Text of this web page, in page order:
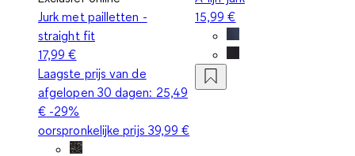
Jurk met pailletten -
straight fit
17,99 €
Laagste prijs van de
afgelopen 30 dagen: 25,49
€ -29%
oorspronkelijke prijs 39,99 €
15,99 €